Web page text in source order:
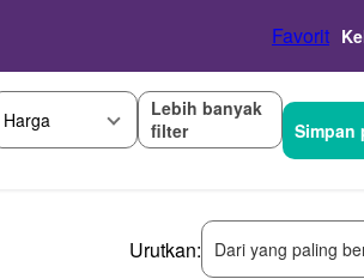
Favorit
Harga
Lebih banyak
filter
Simpan
Urutkan: Dari yang paling